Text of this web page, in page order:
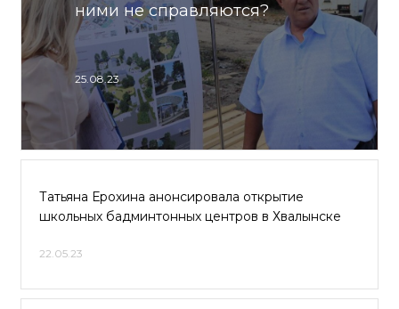
ними не справляются?
25.08.23
Татьяна Ерохина анонсировала открытие
школьных бадминтонных центров в Хвалынске
22.05.23